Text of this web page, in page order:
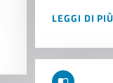
LEGGI DI